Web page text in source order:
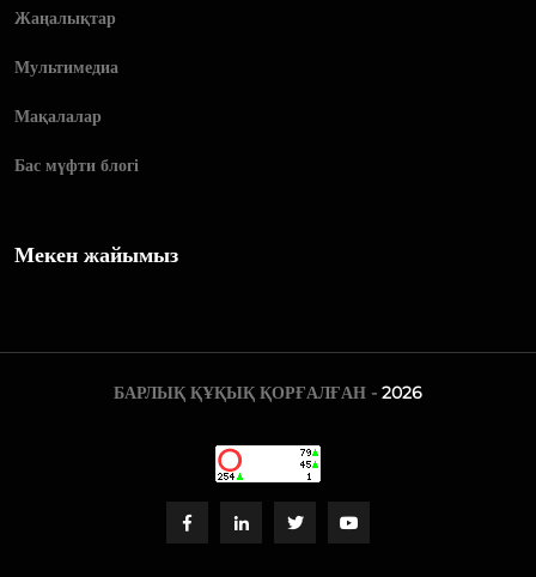
Жаңалықтар
Мультимедиа
Мақалалар
Бас мүфти блогі
Мекен жайымыз
БАРЛЫҚ ҚҰҚЫҚ ҚОРҒАЛҒАН - 2026